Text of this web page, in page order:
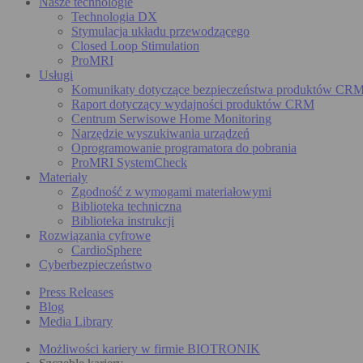
Technologia DX
Stymulacja układu przewodzącego
Closed Loop Stimulation
ProMRI
Usługi
Komunikaty dotyczące bezpieczeństwa produktów
Raport dotyczący wydajności produktów CRM
Centrum Serwisowe Home Monitoring
Narzędzie wyszukiwania urządzeń
Oprogramowanie programatora do pobrania
ProMRI SystemCheck
Materiały
Zgodność z wymogami materiałowymi
Biblioteka techniczna
Biblioteka instrukcji
Rozwiązania cyfrowe
CardioSphere
Cyberbezpieczeństwo
Press Releases
Blog
Media Library
Możliwości kariery w firmie BIOTRONIK